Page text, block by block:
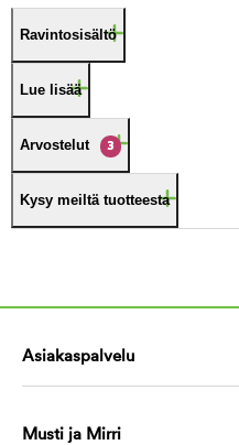
Ravintosisältö
Lue lisää
Arvostelut 3
Kysy meiltä tuotteesta
Asiakaspalvelu
Musti ja Mirri